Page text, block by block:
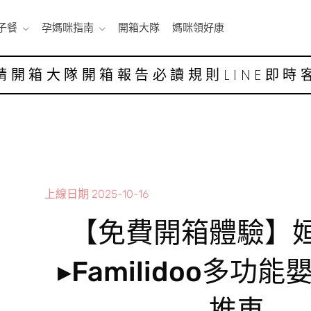
餐 孕媽咪指南 開箱大隊 媽咪領好康
開箱大隊 開箱報告 必讀規則 LINE即時
上線日期 2025-10-16
【免費開箱體驗】
▸Familidoo多功能